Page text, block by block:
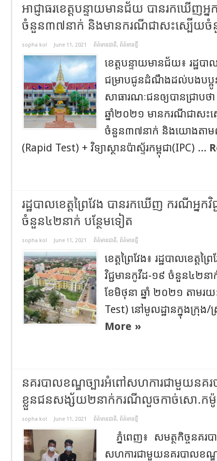
អាជ្ញាធរខេត្តបន្ទាយមានជ័យ បានរកឃើញអ្ន
ចំនួន៣៧នាក់ និងមានករណីជាសះស្បើយ
sopha kol June 11, 2021 ព័ត៌មានជាតិ, ព័ត៌មានថ្មី
ខេត្តបន្ទាយមានជ័យ៖ រដ្ឋប
ជម្រាបជូនដំណឹងដល់បងបប្អូ
សាធារណៈជនឲ្យបានជ្រាបថ
ឆ្នាំ២០២១ មានករណីជាសះ
ចំនួន៣៧នាក់ និងយោងតាម
(Rapid Test) + វិទ្យាស្ថានប៉ាស្ទ័រកម្ពុជា(IPC) ...
រដ្ឋបាលខេត្តព្រៃវែង បានរកឃើញ ករណីអ្នក
ចំនួន៤២នាក់ បន្ថែមទៀត
sopha kol June 11, 2021 ព័ត៌មានជាតិ, ព័ត៌មានថ្មី
ខេត្តព្រៃវែង៖ រដ្ឋបាលខេត្ត
វិជ្ជមានកូវីដ-១៩ ចំនួន៤២នា
ខែមិថុនា ឆ្នាំ ២០២១ តាមរយ
Test) នៅមូលដ្ឋានក្នុងក្រុ
More »
នគរបាលខណ្ឌច្បារអំពៅសហការជាមួយនគ
ខ្លួនជនសង្ស័យ២នាក់ករណីលួចកាច់សោ.កម៉ូ
sopha kol June 11, 2021 ព័ត៌មានជាតិ, ព័ត៌មានថ្មី
ភ្នំពេញ៖ សមត្ថកិច្ចនគរប
សហការជាមួយនគរបាលខណ្ឌ